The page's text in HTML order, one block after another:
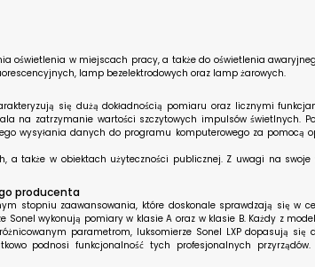
oświetlenia w miejscach pracy, a także do oświetlenia
lamp bezelektrodowych oraz lamp żarowych.
się dużą dokładnością pomiaru oraz licznymi
na zatrzymanie wartości szczytowych impulsów świetlnych.
wysyłania danych do programu komputerowego za
a także w obiektach użyteczności publicznej. Z uwagi na
producenta
stopniu zaawansowania, które doskonale sprawdzają się w
wykonują pomiary w klasie A oraz w klasie B. Każdy z
parametrom, luksomierze Sonel LXP dopasują
podnosi funkcjonalność tych profesjonalnych